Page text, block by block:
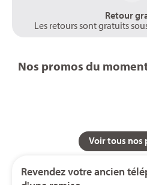
Retour
Les retours sont gratuits
Nos promos du
Voir tous nos
Revendez votre ancien